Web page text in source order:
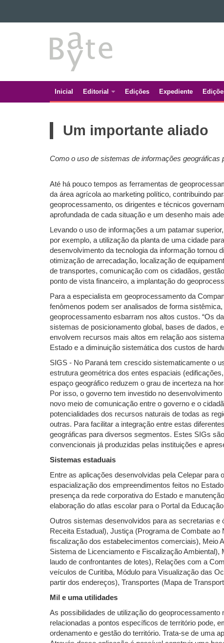
Ir para a navegação
Ir para a busca
BATE
BYTE
Navegação
Inicial Editorial Edições Expediente
Um importante aliado
Como o uso de sistemas de informações
Até há pouco tempos as ferramentas de
da área agrícola ao marketing político, contribuindo
geoprocessamento, os dirigentes e técnicos
aprofundada de cada situação e um desenho mais
Levando o uso de informações a um patamar
por exemplo, a utilização da planta de uma cidade
desenvolvimento da tecnologia da informação tornou
otimização de arrecadação, localização de
de transportes, comunicação com os cidadãos,
ponto de vista financeiro, a implantação do
Para a especialista em geoprocessamento da
fenômenos podem ser analisados de forma
geoprocessamento esbarram nos altos custos. “Os
sistemas de posicionamento global, bases de dados,
envolvem recursos mais altos em relação aos
Estado e a diminuição sistemática dos custos de
SIGS - No Paraná tem crescido sistematicamente o
estrutura geométrica dos entes espaciais
espaço geográfico reduzem o grau de incerteza na
Por isso, o governo tem investido no
novo meio de comunicação entre o governo e o
potencialidades dos recursos naturais de todas as
outras. Para facilitar a integração entre estas
geográficas para diversos segmentos. Estes SIGs
convencionais já produzidas pelas instituições e
Sistemas estaduais
Entre as aplicações desenvolvidas pela Celepar
espacialização dos empreendimentos feitos no
presença da rede corporativa do Estado e
elaboração do atlas escolar para o Portal da
Outros sistemas desenvolvidos para as secretarias
Receita Estadual), Justiça (Programa de Combate
fiscalização dos estabelecimentos comerciais), Meio
Sistema de Licenciamento e Fiscalização
laudo de confrontantes de lotes), Relações com a
veículos de Curitiba, Módulo para Visualização das
partir dos endereços), Transportes (Mapa de
Mil e uma utilidades
As possibilidades de utilização do
relacionadas a pontos específicos de território pode,
ordenamento e gestão do território. Trata-se de uma